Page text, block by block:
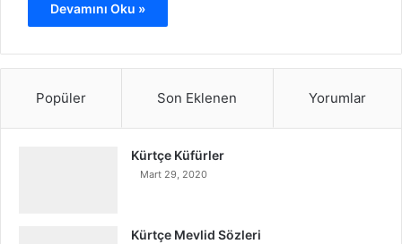
Devamını Oku »
Popüler Son Eklenen Yorumlar
Kürtçe Küfürler
Mart 29, 2020
Kürtçe Mevlid Sözleri